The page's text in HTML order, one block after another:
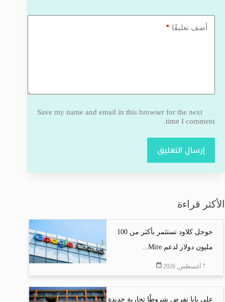
أضف تعليقًا *
Save my name and email in this browser for the next
time I comment.
إرسال التعليق
الأكثر قراءة
جوجل كلاود تستثمر بأكثر من 100
مليون دولار لدعم Mire...
7 أغسطس, 2026
علي بابا تفرض شروطًا تجارية جديدة